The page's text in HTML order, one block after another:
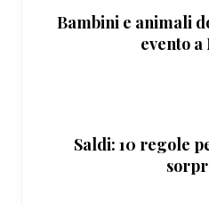
Bambini e animali
evento
Saldi: 10 regole